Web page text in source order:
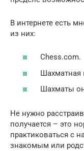
В интернете есть
из них:
Chess.com.
Шахматная
Шахматы
Не нужно
получается – это
практиковаться с
знакомым или